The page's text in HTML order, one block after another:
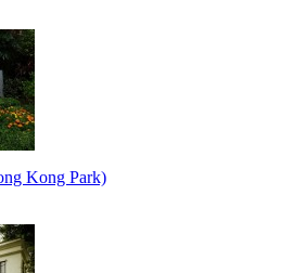
Kong Park)